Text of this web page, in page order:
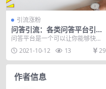
引流涨粉
问答引流：各类问答平台引流
技术
问答平台是一个可以让你能够快速
找到精准客户的其中一个渠道，一
些有需求的用户会主动...
2021-10-12 13 29
作者信息